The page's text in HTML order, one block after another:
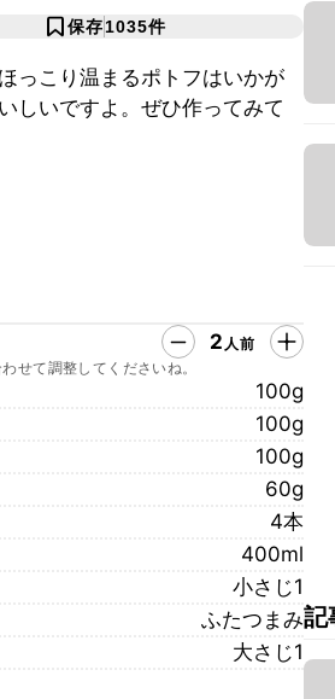
保存1035件
っこり温まるポトフはいかが
しいですよ。ぜひ作ってみて
2 人前
せて調整してくださいね。
100g
100g
100g
60g
4本
400ml
小さじ1
ふたつまみ
大さじ1
記